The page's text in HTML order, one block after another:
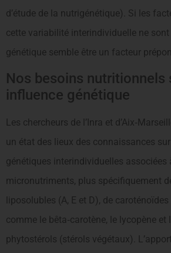
d’étude de la nutrigénétique). Si les
cette variabilité interindividuelle ne
génétique semble être un facteur
Nos besoins nutritionnels
influence génétique
Les chercheurs de l’Inra et
un état des lieux des connaissances
génétiques interindividuelles associées
micronutriments, plus spécifiquement
liposolubles (A, E et D), de
comme le bêta‐carotène, le lycopène et
phytostérols (stérols végétaux).